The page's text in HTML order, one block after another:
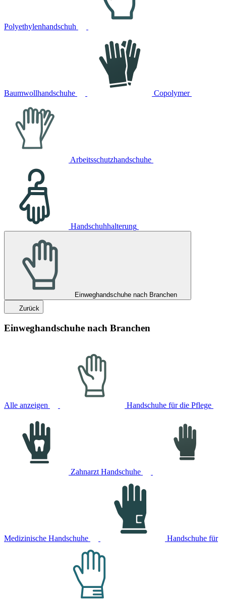
Polyethylenhandschuh
Baumwollhandschuhe Copolymer
Arbeitsschutzhandschuhe
Handschuhhalterung
Einweghandschuhe nach Branchen
Zurück
Einweghandschuhe nach Branchen
Alle anzeigen Handschuhe für die Pflege
Zahnarzt Handschuhe
Medizinische Handschuhe Handschuhe für